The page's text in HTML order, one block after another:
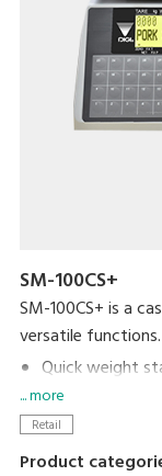
SM-100CS+
SM-100CS+ is a
versatile functions.
Quick weight
Reliable printing
Easily
traceability
... more
Retail
Product